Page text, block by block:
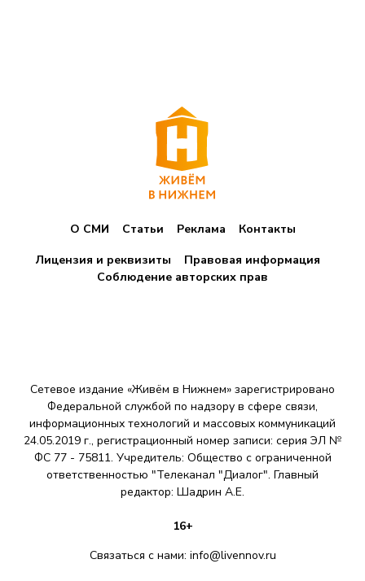
О СМИ Статьи Реклама
Контакты
Лицензия и реквизиты
Правовая информация
Соблюдение авторских прав
Сетевое издание «Живём в Нижнем» зарегистрировано
Федеральной службой по надзору в сфере связи,
информационных технологий и массовых коммуникаций
24.05.2019 г., регистрационный номер записи: серия ЭЛ №
ФС 77 - 75811. Учредитель: Общество с ограниченной
ответственностью "Телеканал "Диалог". Главный
редактор: Шадрин A.E.
16+
Связаться с нами: info@livennov.ru